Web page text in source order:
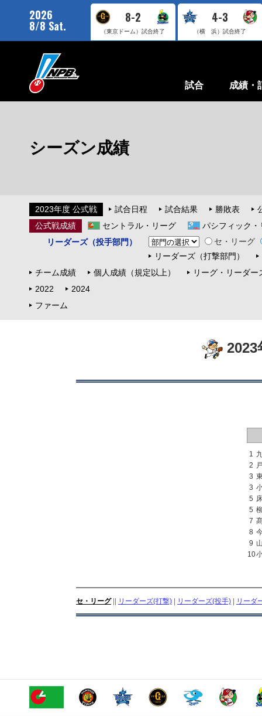
2026
8/8 Sat.
8-2
（東京ドーム）試合終了
4-3
（横 浜）試合終了
試合 成績・
シーズン成績
2023年度 公式戦 試合日程 試合結果 勝敗表
公式戦成績
セントラル・リーグ
パシフィック・
リーダーズ（投手部門）
セ・リーグ
リーダーズ（打撃部門）
チーム成績
個人成績（規定以上）
リーグ・リーダー
2022
2024
ファーム
1
2
3
3
5
5
7
8
9
10
セ・リーグ|| リーダーズ(打撃) リーダーズ(投手) リーダ